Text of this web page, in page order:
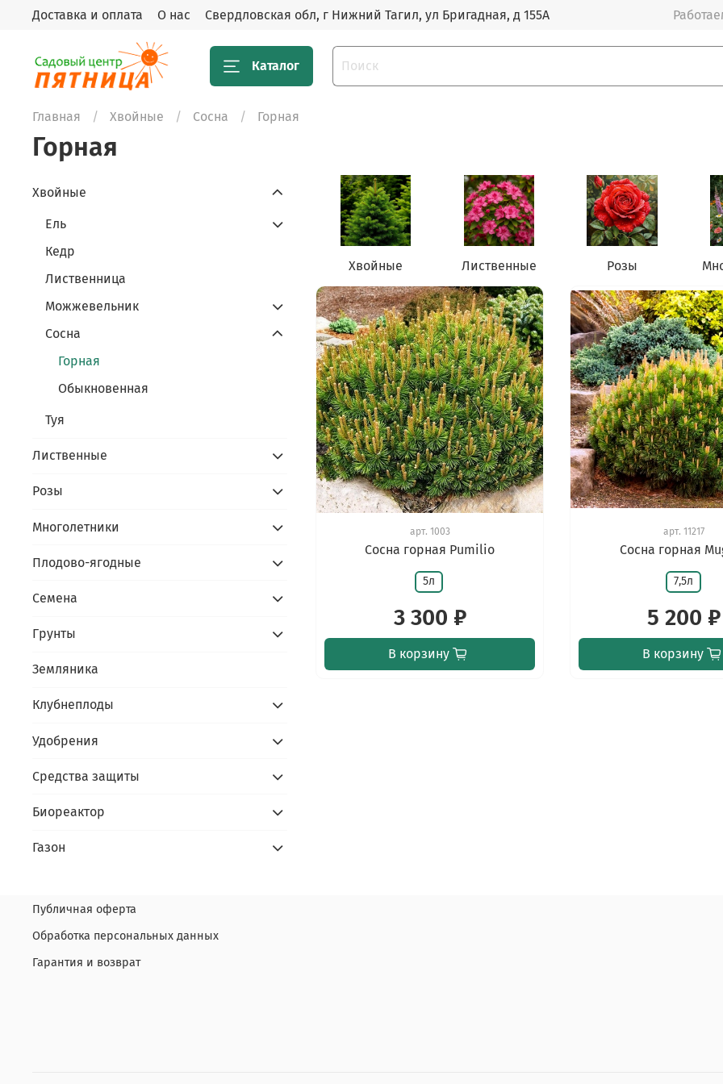
Доставка и оплата О нас Свердловская обл, г Нижний Тагил, ул Бригадная, д 155А
Каталог
Главная Хвойные Сосна Горная
Горная
Хвойные Лиственные Розы
арт. 1003
Сосна горная Pumilio
5л
3 300 ₽
В корзину
арт.11217
Сосна горная
7,5л
5 200 ₽
В корзину
Хвойные
Ель
Кедр
Лиственница
Можжевельник
Сосна
Горная
Обыкновенная
Туя
Лиственные
Розы
Многолетники
Плодово-ягодные
Семена
Грунты
Земляника
Клубнеплоды
Удобрения
Средства защиты
Биореактор
Газон
Публичная оферта
Обработка персональных данных
Гарантия и возврат